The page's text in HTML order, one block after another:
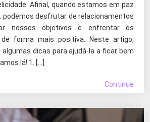
Afinal, quando estamos em paz
podemos desfrutar de relacionamentos
nossos objetivos e enfrentar os
forma mais positiva. Neste artigo,
dicas para ajudá-la a ficar bem
lá! 1. […]
Continue